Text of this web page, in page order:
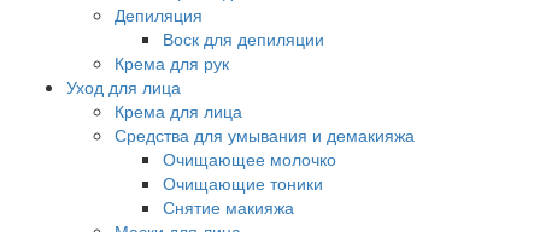
Депиляция
Воск для депиляции
Крема для рук
Уход для лица
Крема для лица
Средства для умывания и демакияжа
Очищающее молочко
Очищающие тоники
Снятие макияжа